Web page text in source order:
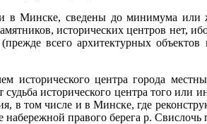
в Минске, сведены до минимума или
исторических центров нет,
всего архитектурных
исторического центра города
исторического центра того
в том числе и в Минске, где
набережной правого берега р.